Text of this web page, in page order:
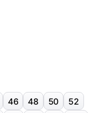
46 48 50
52